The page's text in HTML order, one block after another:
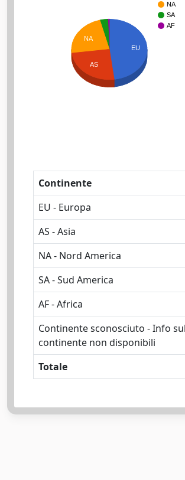
NA
SA
AF
EU
NA
AS
Continente
EU - Europa
AS - Asia
NA - Nord America
SA - Sud America
AF - Africa
Continente sconosciuto - Info sul
continente non disponibili
Totale